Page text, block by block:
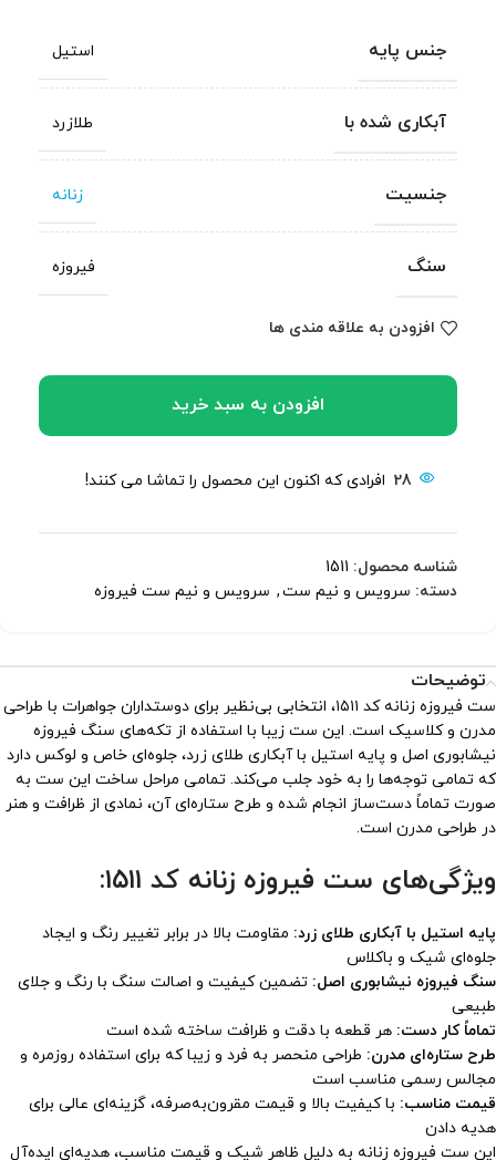
جنس پایه استیل
آبکاری شده با طلازرد
جنسیت زنانه
سنگ فیروزه
افزودن به علاقه مندی ها
افزودن به سبد خرید
28 افرادی که اکنون این محصول را تماشا می کنند!
شناسه محصول: 1511
دسته: سرویس و نیم ست, سرویس و نیم ست فیروزه
توضیحات
ست فیروزه زنانه کد ۱۵۱۱، انتخابی بی‌نظیر برای دوستداران جواهرات با طراحی
مدرن و کلاسیک است. این ست زیبا با استفاده از تکه‌های سنگ فیروزه
نیشابوری اصل و پایه استیل با آبکاری طلای زرد، جلوه‌ای خاص و لوکس دارد
که تمامی توجه‌ها را به خود جلب می‌کند. تمامی مراحل ساخت این ست به
صورت تماماً دست‌ساز انجام شده و طرح ستاره‌ای آن، نمادی از ظرافت و هنر
در طراحی مدرن است.
ویژگی‌های ست فیروزه زنانه کد ۱۵۱۱:
پایه استیل با آبکاری طلای زرد: مقاومت بالا در برابر تغییر رنگ و ایجاد
جلوه‌ای شیک و باکلاس
سنگ فیروزه نیشابوری اصل: تضمین کیفیت و اصالت سنگ با رنگ و جلای
طبیعی
تماماً کار دست: هر قطعه با دقت و ظرافت ساخته شده است
طرح ستاره‌ای مدرن: طراحی منحصر به فرد و زیبا که برای استفاده روزمره و
مجالس رسمی مناسب است
قیمت مناسب: با کیفیت بالا و قیمت مقرون‌به‌صرفه، گزینه‌ای عالی برای
هدیه دادن
این ست فیروزه زنانه به دلیل ظاهر شیک و قیمت مناسب، هدیه‌ای ایده‌آل